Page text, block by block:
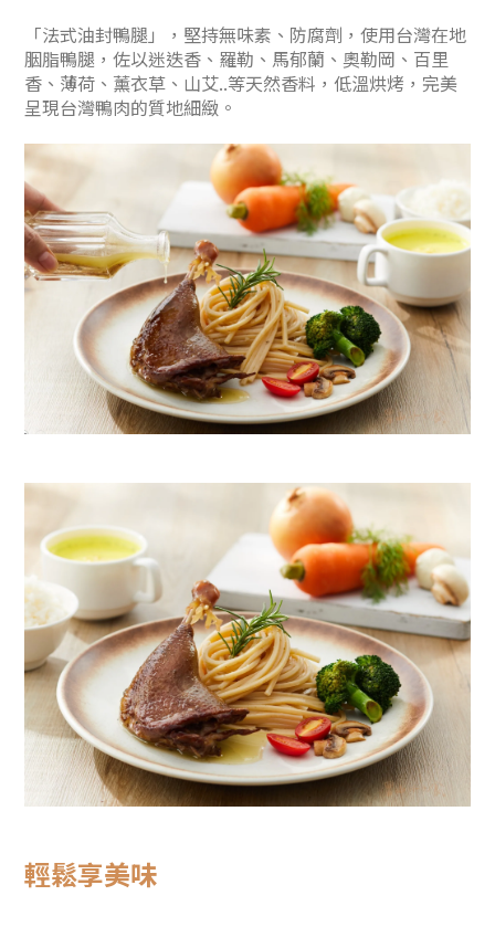
「法式油封鴨腿」，堅持無味素、防腐劑，使用台灣在地
胭脂鴨腿，佐以迷迭香、羅勒、馬郁蘭、奧勒岡、百里
香、薄荷、薰衣草、山艾..等天然香料，低溫烘烤，完美
呈現台灣鴨肉的質地細緻。
輕鬆享美味